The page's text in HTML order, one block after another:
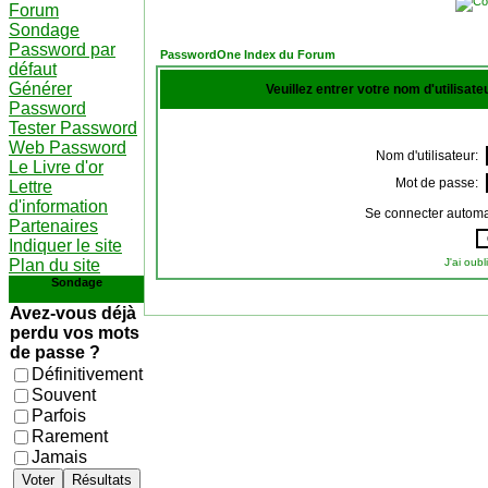
Forum
Sondage
Password par
défaut
Générer
Password
Tester Password
Web Password
Le Livre d'or
Lettre
d'information
Partenaires
Indiquer le site
Plan du site
Sondage
Avez-vous déjà
perdu vos mots
de passe ?
Définitivement
Souvent
Parfois
Rarement
Jamais
Voter Résultats
PasswordOne Index du Forum
Veuillez entrer votre nom
Nom d'utilisateur:
Mot de passe:
Se connecter
J'ai